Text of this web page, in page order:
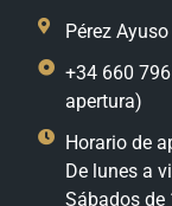
Pérez
+34 660
apertura)
Horario de
De lunes a
Sábados de